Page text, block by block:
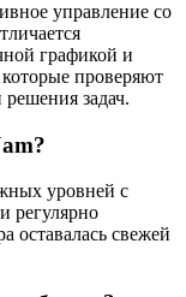
управление со
графикой и
проверяют
задач.
уровней с
регулярно
оставалась свежей